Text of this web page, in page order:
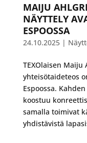
MAIJU
NÄYTTELY
ESPOOSSA
24.10.2025|
TEXOlaisen
yhteisötaideteos
Espoossa.
koostuu
samalla toimivat
yhdistävistä